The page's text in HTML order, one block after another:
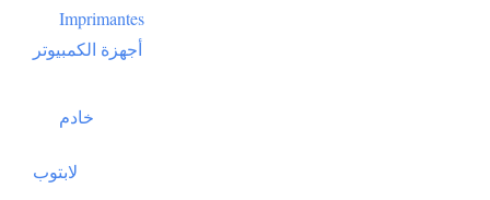
Imprimantes
أجهزة الكمبيوتر
خادم
لابتوب